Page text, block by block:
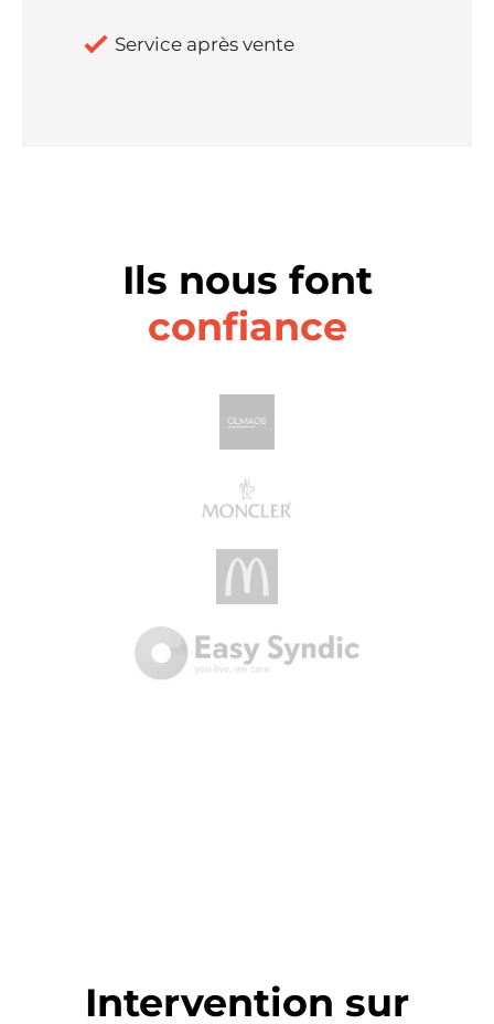
Service après vente
Ils nous font
confiance
Intervention sur